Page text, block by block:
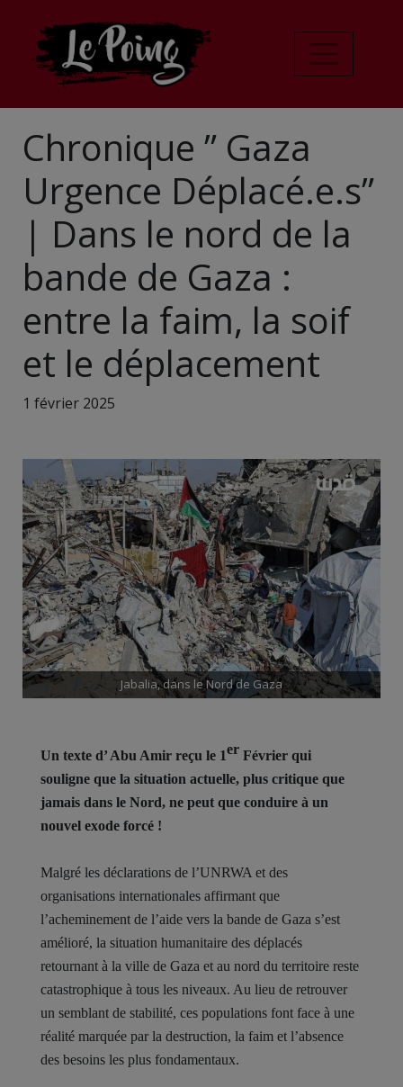
Chronique ” Gaza
Urgence Déplacé.e.s”
| Dans le nord de la
bande de Gaza :
entre la faim, la soif
et le déplacement
1 février 2025
Jabalia, dans le Nord de Gaza
Un texte d’ Abu Amir reçu le 1er Février qui
souligne que la situation actuelle, plus critique que
jamais dans le Nord, ne peut que conduire à un
nouvel exode forcé !
Malgré les déclarations de l’UNRWA et des
organisations internationales affirmant que
l’acheminement de l’aide vers la bande de Gaza s’est
amélioré, la situation humanitaire des déplacés
retournant à la ville de Gaza et au nord du territoire reste
catastrophique à tous les niveaux. Au lieu de retrouver
un semblant de stabilité, ces populations font face à une
réalité marquée par la destruction, la faim et l’absence
des besoins les plus fondamentaux.